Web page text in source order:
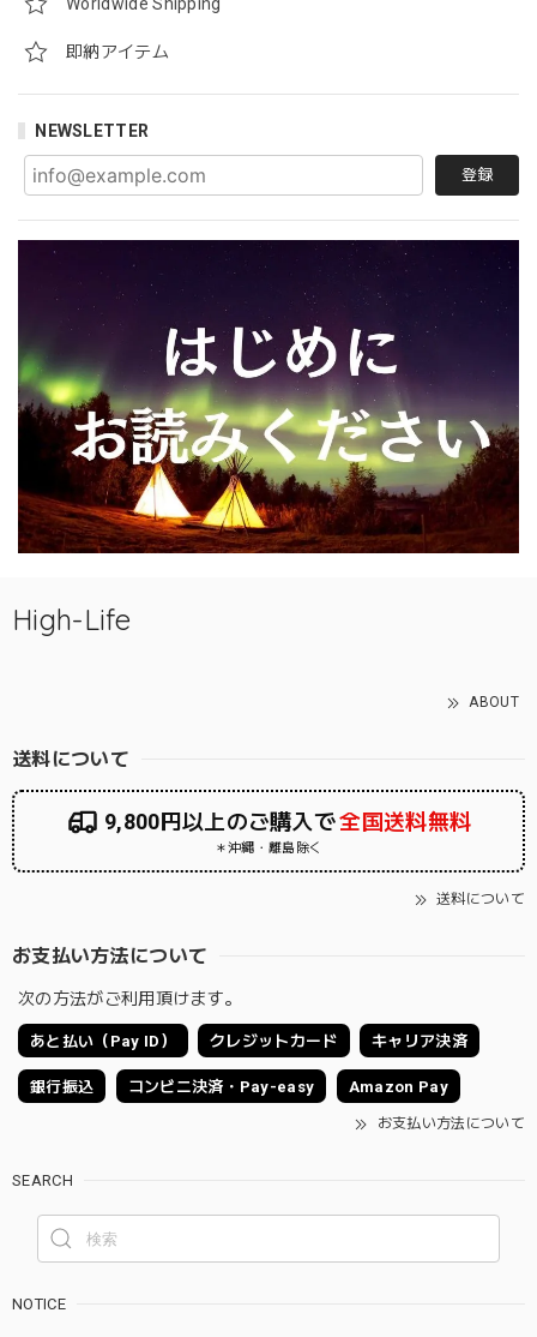
即納アイテム
NEWSLETTER
登録
High-Life
ABOUT
送料について
9,800円以上のご購入で全国送料無料
＊沖縄・離島除く
送料について
お支払い方法について
次の方法がご利用頂けます。
あと払い（Pay ID） クレジットカード キャリア決済
銀行振込 コンビニ決済・Pay-easy Amazon Pay
お支払い方法について
SEARCH
NOTICE